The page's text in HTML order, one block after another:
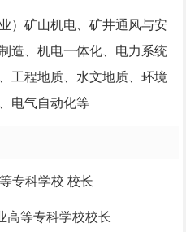
）矿山机电、矿井通风与安
造、机电一体化、电力系统
工程地质、水文地质、环境
电气自动化等
专科学校 校长
高等专科学校校长